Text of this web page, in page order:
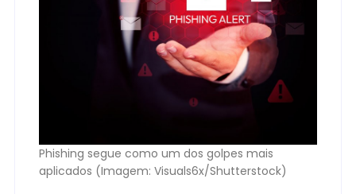
Phishing segue como um dos golpes mais
aplicados (Imagem: Visuals6x/Shutterstock)